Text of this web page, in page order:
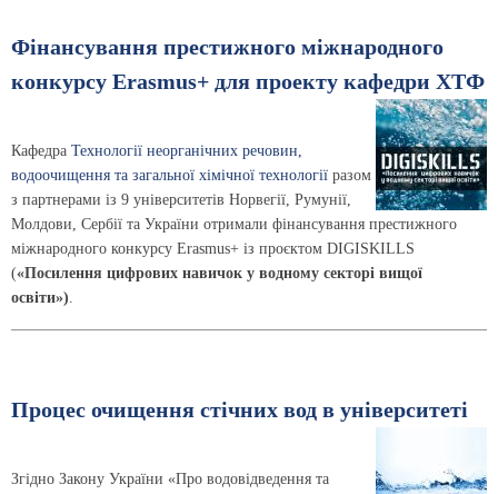
Фінансування престижного міжнародного
конкурсу Erasmus+ для проекту кафедри ХТФ
Кафедра Технології неорганічних речовин,
водоочищення та загальної хімічної технології разом
з партнерами із 9 університетів Норвегії, Румунії,
Молдови, Сербії та України отримали фінансування престижного
міжнародного конкурсу Erasmus+ із проєктом DIGISKILLS
(«Посилення цифрових навичок у водному секторі вищої
освіти»).
Процес очищення стічних вод в університеті
Згідно Закону України «Про водовідведення та